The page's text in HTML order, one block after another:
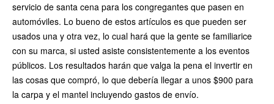
servicio de santa cena para los congregantes que pasen en
automóviles. Lo bueno de estos artículos es que pueden ser
usados una y otra vez, lo cual hará que la gente se familiarice
con su marca, si usted asiste consistentemente a los eventos
públicos. Los resultados harán que valga la pena el invertir en
las cosas que compró, lo que debería llegar a unos $900 para
la carpa y el mantel incluyendo gastos de envío.